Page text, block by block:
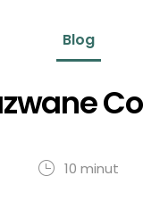
Blog
10 minut